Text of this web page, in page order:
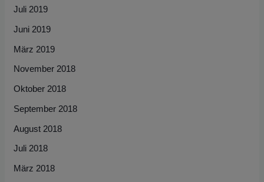
Juli 2019
Juni 2019
März 2019
November 2018
Oktober 2018
September 2018
August 2018
Juli 2018
März 2018